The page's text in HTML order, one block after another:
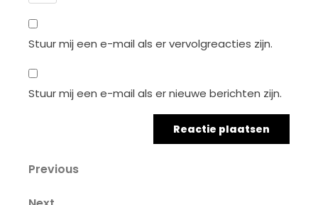
Stuur mij een e-mail als er vervolgreacties zijn.
Stuur mij een e-mail als er nieuwe berichten zijn.
Berichtnavigatie
Previous
Previous